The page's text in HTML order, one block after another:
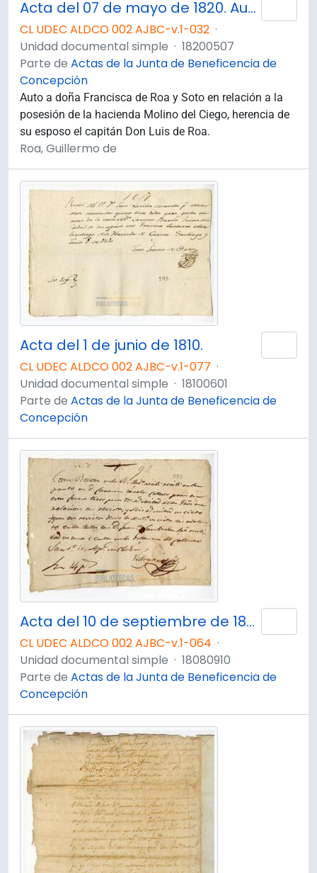
Acta del 07 de mayo de 1820. Auto a doña Francisca de Roa y Soto.
CL UDEC ALDCO 002 AJBC-v.1-032 ·
Unidad documental simple · 18200507
Parte de Actas de la Junta de Beneficencia de
Concepción
Auto a doña Francisca de Roa y Soto en relación a la
posesión de la hacienda Molino del Ciego, herencia de
su esposo el capitán Don Luis de Roa.
Roa, Guillermo de
Acta del 1 de junio de 1810.
CL UDEC ALDCO 002 AJBC-v.1-077 ·
Unidad documental simple · 18100601
Parte de Actas de la Junta de Beneficencia de
Concepción
Acta del 10 de septiembre de 1808
CL UDEC ALDCO 002 AJBC-v.1-064 ·
Unidad documental simple · 18080910
Parte de Actas de la Junta de Beneficencia de
Concepción